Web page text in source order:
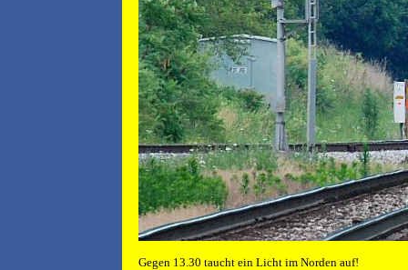
Gegen 13.30 taucht ein Licht im Norden auf!